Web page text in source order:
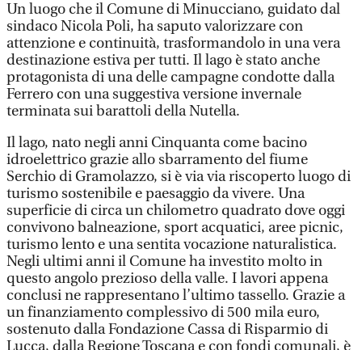
Un luogo che il Comune di Minucciano, guidato dal
sindaco Nicola Poli, ha saputo valorizzare con
attenzione e continuità, trasformandolo in una vera
destinazione estiva per tutti. Il lago è stato anche
protagonista di una delle campagne condotte dalla
Ferrero con una suggestiva versione invernale
terminata sui barattoli della Nutella.
Il lago, nato negli anni Cinquanta come bacino
idroelettrico grazie allo sbarramento del fiume
Serchio di Gramolazzo, si è via via riscoperto luogo di
turismo sostenibile e paesaggio da vivere. Una
superficie di circa un chilometro quadrato dove oggi
convivono balneazione, sport acquatici, aree picnic,
turismo lento e una sentita vocazione naturalistica.
Negli ultimi anni il Comune ha investito molto in
questo angolo prezioso della valle. I lavori appena
conclusi ne rappresentano l’ultimo tassello. Grazie a
un finanziamento complessivo di 500 mila euro,
sostenuto dalla Fondazione Cassa di Risparmio di
Lucca, dalla Regione Toscana e con fondi comunali, è